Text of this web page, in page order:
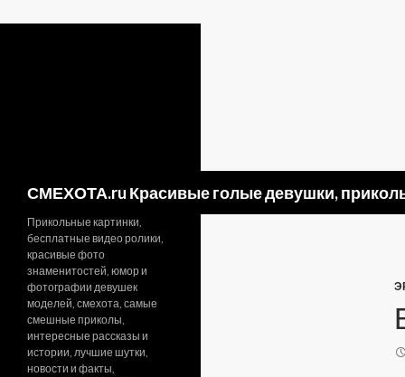
СМЕХОТА.ru Красивые голые девушки,
Прикольные картинки,
бесплатные видео ролики,
красивые фото
знаменитостей, юмор и
фотографии девушек
моделей, смехота, самые
смешные приколы,
интересные рассказы и
истории, лучшие шутки,
новости и факты,